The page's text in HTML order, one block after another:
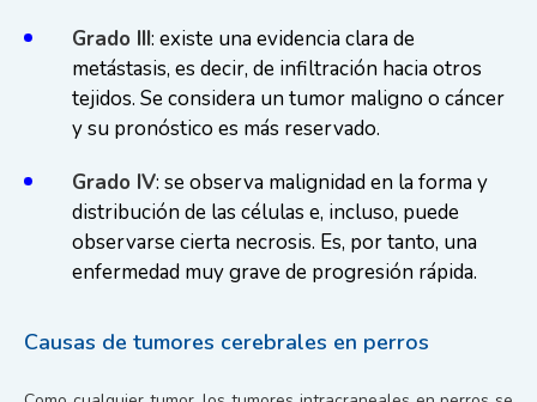
Grado III: existe una evidencia clara de
metástasis, es decir, de infiltración hacia otros
tejidos. Se considera un tumor maligno o cáncer
y su pronóstico es más reservado.
Grado IV: se observa malignidad en la forma y
distribución de las células e, incluso, puede
observarse cierta necrosis. Es, por tanto, una
enfermedad muy grave de progresión rápida.
Causas de tumores cerebrales en perros